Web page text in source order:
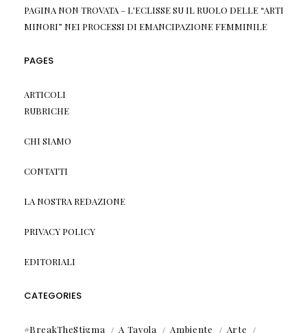
PAGINA NON TROVATA – L'ECLISSESU IL RUOLO DELLE “ARTI
MINORI” NEI PROCESSI DI EMANCIPAZIONE FEMMINILE
PAGES
ARTICOLI
RUBRICHE
CHI SIAMO
CONTATTI
LA NOSTRA REDAZIONE
PRIVACY POLICY
EDITORIALI
CATEGORIES
#BreakTheStigma A Tavola Ambiente Arte